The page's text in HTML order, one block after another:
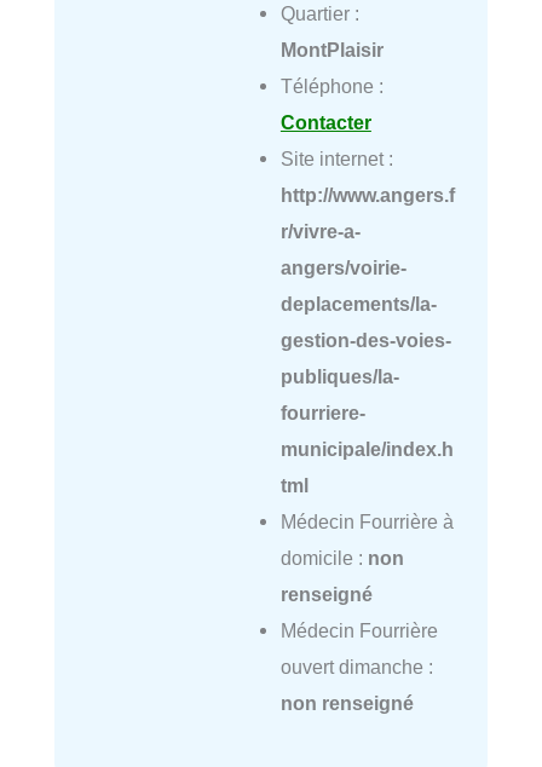
Quartier :
MontPlaisir
Téléphone :
Contacter
Site internet :
http://www.angers.f
r/vivre-a-
angers/voirie-
deplacements/la-
gestion-des-voies-
publiques/la-
fourriere-
municipale/index.h
tml
Médecin Fourrière à
domicile : non
renseigné
Médecin Fourrière
ouvert dimanche :
non renseigné